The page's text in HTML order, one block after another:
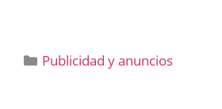
Categorías
Publicidad y anuncios